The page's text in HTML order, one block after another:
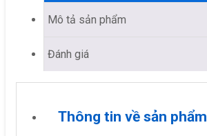
Mô tả sản phẩm
Đánh giá
Thông tin về sản